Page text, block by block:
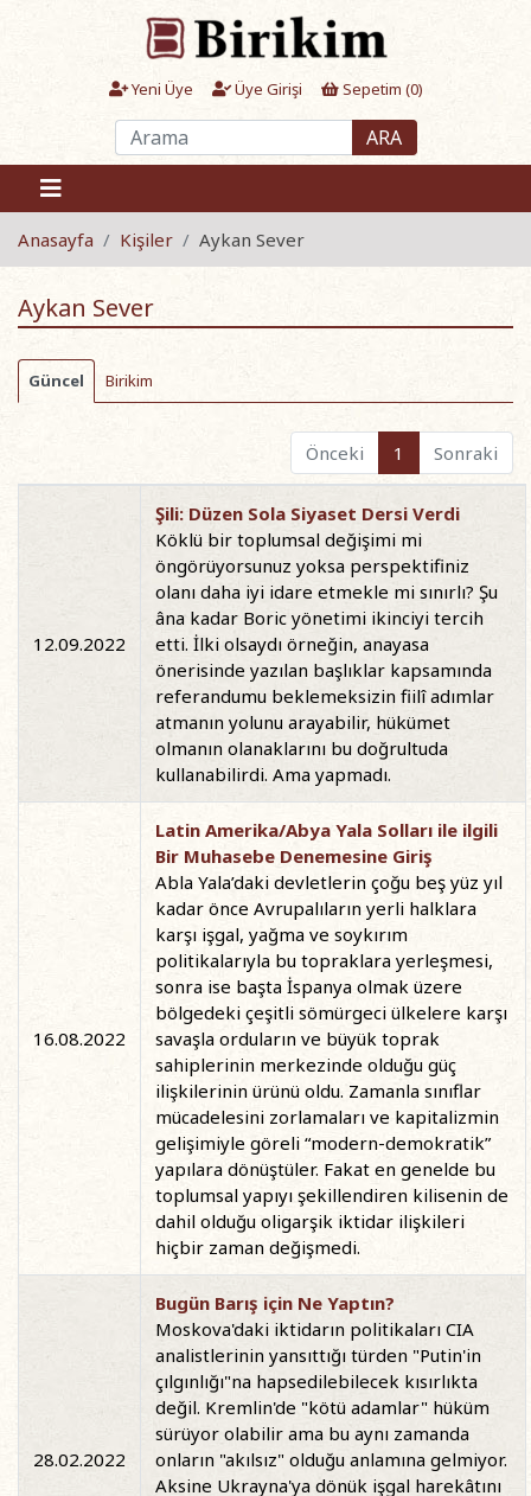
Yeni Üye Üye Girişi Sepetim (0)
ARA
Anasayfa Kişiler Aykan Sever
Aykan Sever
Güncel Birikim
Önceki 1 Sonraki
12.09.2022
Şili: Düzen Sola Siyaset Dersi Verdi
Köklü bir toplumsal değişimi mi
öngörüyorsunuz yoksa perspektifiniz
olanı daha iyi idare etmekle mi sınırlı? Şu
âna kadar Boric yönetimi ikinciyi tercih
etti. İlki olsaydı örneğin, anayasa
önerisinde yazılan başlıklar kapsamında
referandumu beklemeksizin fiilî adımlar
atmanın yolunu arayabilir, hükümet
olmanın olanaklarını bu doğrultuda
kullanabilirdi. Ama yapmadı.
16.08.2022
Latin Amerika/Abya Yala Solları ile ilgili
Bir Muhasebe Denemesine Giriş
Abla Yala’daki devletlerin çoğu beş yüz yıl
kadar önce Avrupalıların yerli halklara
karşı işgal, yağma ve soykırım
politikalarıyla bu topraklara yerleşmesi,
sonra ise başta İspanya olmak üzere
bölgedeki çeşitli sömürgeci ülkelere karşı
savaşla orduların ve büyük toprak
sahiplerinin merkezinde olduğu güç
ilişkilerinin ürünü oldu. Zamanla sınıflar
mücadelesini zorlamaları ve kapitalizmin
gelişimiyle göreli “modern-demokratik”
yapılara dönüştüler. Fakat en genelde bu
toplumsal yapıyı şekillendiren kilisenin de
dahil olduğu oligarşik iktidar ilişkileri
hiçbir zaman değişmedi.
28.02.2022
Bugün Barış için Ne Yaptın?
Moskova'daki iktidarın politikaları CIA
analistlerinin yansıttığı türden "Putin'in
çılgınlığı"na hapsedilebilecek kısırlıkta
değil. Kremlin'de "kötü adamlar" hüküm
sürüyor olabilir ama bu aynı zamanda
onların "akılsız" olduğu anlamına gelmiyor.
Aksine Ukrayna'ya dönük işgal harekâtını